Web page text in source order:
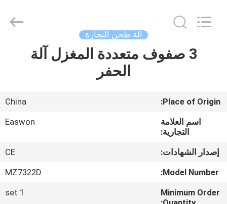
منزل،
منتجات
معلومات
عنا
جولة
آلة طحن النجارة
3 صفوف متعددة المغزل آلة
الحفر
Place of Origin:
China
اسم العلامة
التجارية:
Easwon
إصدار الشهادات:
CE
Model Number:
MZ7322D
Minimum Order
1 set